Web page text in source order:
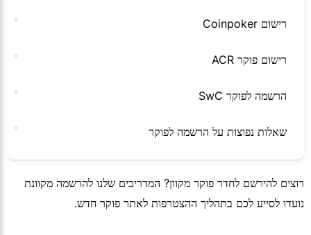
רישום Coinpoker
רישום פוקר ACR
הרשמה לפוקר SwC
שאלות נפוצות על הרשמה לפוקר
רוצים להירשם לחדר פוקר מקוון? המדריכים שלנו להרשמה מקוונת
נועדו לסייע לכם בתהליך ההצטרפות לאתר פוקר חדש.